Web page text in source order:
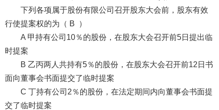
下列各项属于股份有限公司召开股东大会前，股东有效
行使提案权的为（ B ）
A 甲持有公司10％的股份，在股东大会召开前5日提出临
时提案
B 乙丙两人共持有5％的股份，在股东大会召开前12日书
面向董事会书面提交了临时提案
C 丁持有公司2％的股份，在法定期间内向董事会书面提
交了临时提案